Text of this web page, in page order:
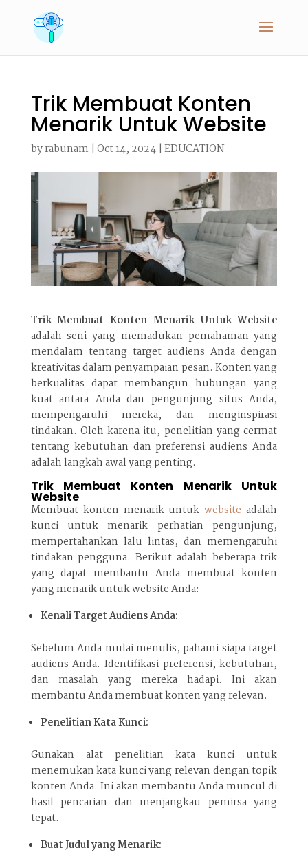
Trik Membuat Konten
Menarik Untuk Website
byrabunam | Oct 14, 2024| EDUCATION
Trik Membuat Konten Menarik Untuk Website
adalah seni yang memadukan pemahaman yang
mendalam tentang target audiens Anda dengan
kreativitas dalam penyampaian pesan. Konten yang
berkualitas dapat membangun hubungan yang
kuat antara Anda dan pengunjung situs Anda,
mempengaruhi mereka, dan menginspirasi
tindakan. Oleh karena itu, penelitian yang cermat
tentang kebutuhan dan preferensi audiens Anda
adalah langkah awal yang penting.
Trik Membuat Konten Menarik Untuk
Website
Membuat konten menarik untukwebsite adalah
kunci untuk menarik perhatian pengunjung,
mempertahankan lalu lintas, dan memengaruhi
tindakan pengguna. Berikut adalah beberapa trik
yang dapat membantu Anda membuat konten
yang menarik untuk website Anda:
Kenali Target Audiens Anda:
Sebelum Anda mulai menulis, pahami siapa target
audiens Anda. Identifikasi preferensi, kebutuhan,
dan masalah yang mereka hadapi. Ini akan
membantu Anda membuat konten yang relevan.
Penelitian Kata Kunci:
Gunakan alat penelitian kata kunci untuk
menemukan kata kunci yang relevan dengan topik
konten Anda. Ini akan membantu Anda muncul di
hasil pencarian dan menjangkau pemirsa yang
tepat.
Buat Judul yang Menarik: